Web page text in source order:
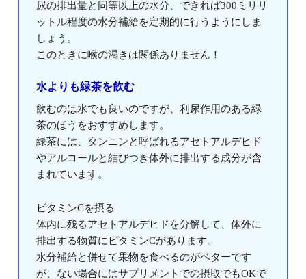
尿の排出量と同等以上の水分、できれば300ミリリ
ットル程度の水分補給を定期的に行うようにしま
しょう。
このときに喉の渇きは関係ありません！
水よりも緑茶を飲む
飲むのは水でも良いのですが、利尿作用のある緑
茶のほうをおすすめします。
緑茶には、タンニンと呼ばれるアセトアルデヒド
やアルコールと結びつき体外に排出する成分が含
まれています。
ビタミンCを摂る
体内に残るアセトアルデヒドを分解して、体外に
排出する物質にビタミンCがあります。
水分補給と併せて果物を食べるのがベターです
が、ない場合にはサプリメントでの摂取でもOKで